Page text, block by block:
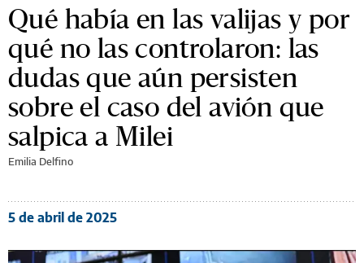
Qué había en las valijas y por
qué no las controlaron: las
dudas que aún persisten
sobre el caso del avión que
salpica a Milei
Emilia Delfino
5 de abril de 2025